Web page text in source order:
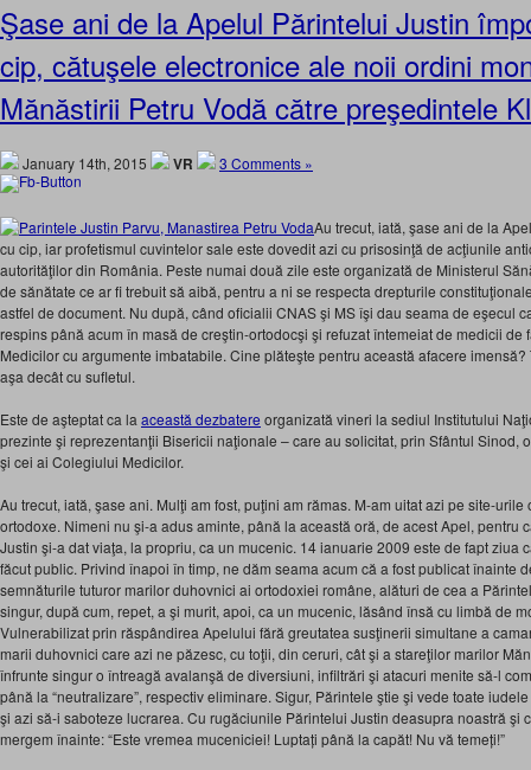
Şase ani de la Apelul Părintelui Justin
cip, cătuşele electronice ale noii ordini
Mănăstirii Petru Vodă către preşedintele
January 14th, 2015 VR 3 Comments »
Au trecut, iată, şase ani de la
cu cip, iar profetismul cuvintelor sale este dovedit azi cu prisosinţă de acţiunile
autorităţilor din România. Peste numai două zile este organizată de Ministerul
de sănătate ce ar fi trebuit să aibă, pentru a ni se respecta drepturile
astfel de document. Nu după, când oficialii CNAS şi MS îşi dau seama de eşecul
respins până acum în masă de creştin-ortodocşi şi refuzat întemeiat de medicii
Medicilor cu argumente imbatabile. Cine plăteşte pentru această afacere
aşa decât cu sufletul.
Este de aşteptat ca la această dezbatere organizată vineri la sediul Institutului
prezinte şi reprezentanţii Bisericii naţionale – care au solicitat, prin Sfântul Sinod,
şi cei ai Colegiului Medicilor.
Au trecut, iată, şase ani. Mulţi am fost, puţini am rămas. M-am uitat azi pe site-
ortodoxe. Nimeni nu şi-a adus aminte, până la această oră, de acest Apel, pentru
Justin şi-a dat viaţa, la propriu, ca un mucenic. 14 ianuarie 2009 este de fapt ziua
făcut public. Privind înapoi în timp, ne dăm seama acum că a fost publicat înainte
semnăturile tuturor marilor duhovnici ai ortodoxiei române, alături de cea a
singur, după cum, repet, a şi murit, apoi, ca un mucenic, lăsând însă cu limbă de
Vulnerabilizat prin răspândirea Apelului fără greutatea susţinerii simultane a
marii duhovnici care azi ne păzesc, cu toţii, din ceruri, cât şi a stareţilor marilor
înfrunte singur o întreagă avalanşă de diversiuni, infiltrări şi atacuri menite să-l
până la “neutralizare”, respectiv eliminare. Sigur, Părintele ştie şi vede toate
şi azi să-i saboteze lucrarea. Cu rugăciunile Părintelui Justin deasupra noastră şi
mergem înainte: “Este vremea muceniciei! Luptați până la capăt! Nu vă temeți!”